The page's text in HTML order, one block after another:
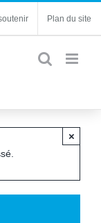
Plan du site
×